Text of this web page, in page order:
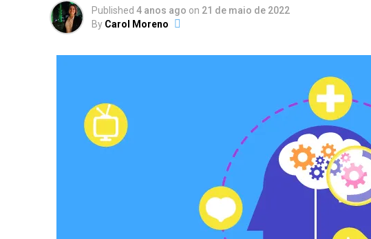
Published 4 anos ago on 21 de maio de 2022
By Carol Moreno